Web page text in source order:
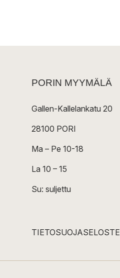
PORIN MYYMÄLÄ
Gallen-Kallelankatu 20
28100 PORI
Ma – Pe 10-18
La 10 – 15
Su: suljettu
TIETOSUOJASELOSTE